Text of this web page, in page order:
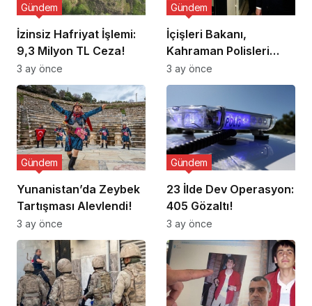
İzinsiz Hafriyat İşlemi:
9,3 Milyon TL Ceza!
Gündem
3 ay önce
İçişleri Bakanı,
Kahraman Polisleri
Ziyaret Etti
Gündem
3 ay önce
Yunanistan’da Zeybek
Tartışması Alevlendi!
Gündem
3 ay önce
23 İlde Dev Operasyon:
405 Gözaltı!
Gündem
3 ay önce